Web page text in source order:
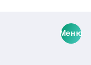
Меню